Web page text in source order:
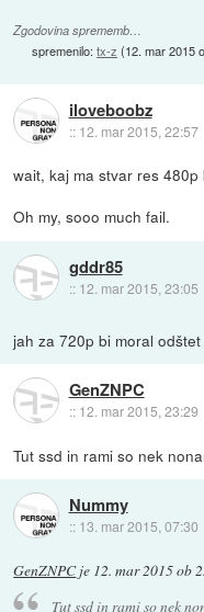
Zgodovina sprememb…
spremenilo:tx-z (12. mar 2015
iloveboobz
:: 12. mar 2015, 22:57
wait, kaj ma stvar res 480p
Oh my, sooo much fail.
gddr85
:: 12. mar 2015, 23:05
jah za 720p bi moral
GenZNPC
:: 12. mar 2015, 23:29
Tut ssd in rami so nek
Nummy
:: 13. mar 2015, 07:30
GenZNPCje 12. mar 2015 ob
Tut ssd in rami so nek